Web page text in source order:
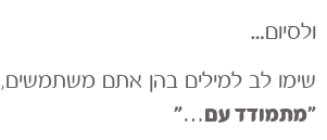
ולסיום…
שימו לב למילים בהן אתם משתמשים,
״מתמודד עם…״